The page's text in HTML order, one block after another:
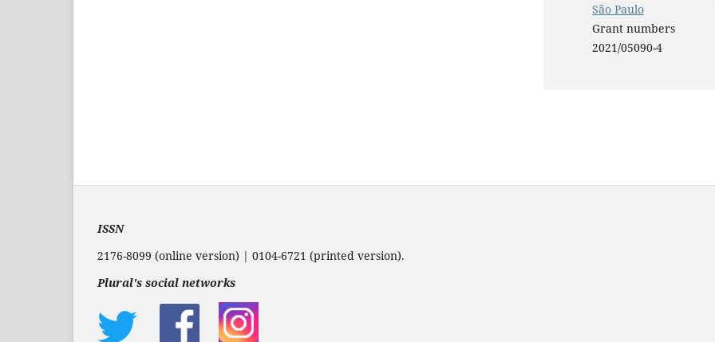
São Paulo
Grant numbers
2021/05090-4
ISSN
2176-8099 (online version) | 0104-6721 (printed version).
Plural's social networks